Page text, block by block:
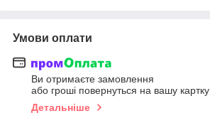
Умови оплати
Ви отримаєте замовлення
або гроші повернуться на вашу картку
Детальніше